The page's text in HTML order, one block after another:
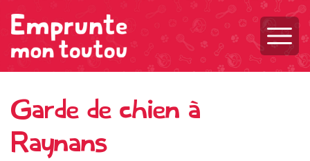
Garde de chien à
Raynans